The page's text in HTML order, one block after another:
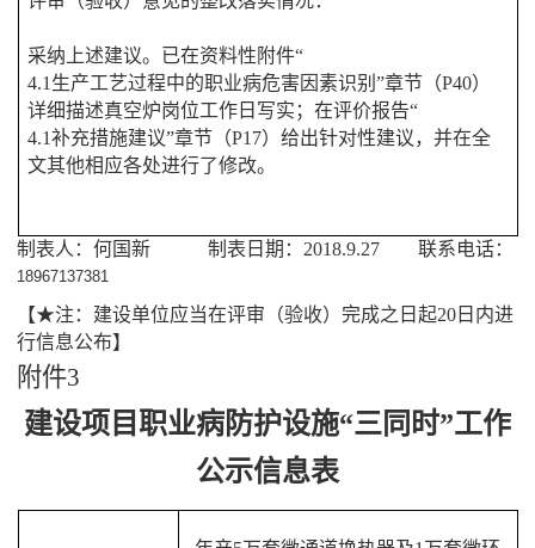
采纳上述建议。已在资料性附件“
4.1生产工艺过程中的职业病危害因素识别 ”章节（P40）
详细描述真空炉岗位工作日写实；在评价报告“
4.1补充措施建议”章节（P17）给出针对性建议，并在全
文其他相应各处进行了修改。
制表人：何国新 制表日期：2018.9.27 联系电话：
18967137381
【★注：建设单位应当在评审（验收）完成之日起20日内进
行信息公布】
附件3
建设项目职业病防护设施“三同时”工作
公示信息表